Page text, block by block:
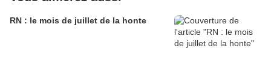
RN : le mois de juillet de la honte